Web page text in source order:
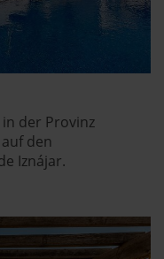
der Provinz
den
Iznájar.